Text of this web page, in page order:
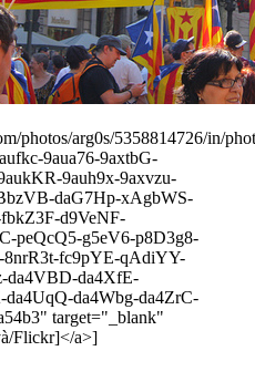
photos/arg0s/5358814726/in/
9aua76-9axtbG-
9auh9x-9axvzu-
daG7Hp-xAgbWS-
d9VeNF-
peQcQ5-g5eV6-p8D3g8-
fc9pYE-qAdiYY-
da4VBD-da4XfE-
da4Wbg-da4ZrC-
target="_blank"
Flickr]</a>]